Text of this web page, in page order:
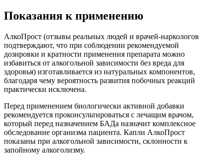
Показания к применению
АлкоПрост (отзывы реальных людей и врачей-наркологов
подтверждают, что при соблюдении рекомендуемой
дозировки и кратности применения препарата можно
избавиться от алкогольной зависимости без вреда для
здоровья) изготавливается из натуральных компонентов,
благодаря чему вероятность развития побочных реакций
практически исключена.
Перед применением биологически активной добавки
рекомендуется проконсультироваться с лечащим врачом,
который перед назначением БАДа назначит комплексное
обследование организма пациента. Капли АлкоПрост
показаны при алкогольной зависимости, склонности к
запойному алкоголизму.